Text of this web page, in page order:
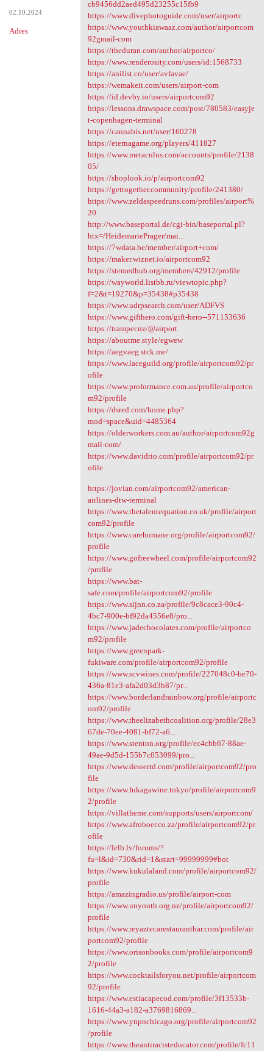
02.10.2024
Adres
cb9456dd2aed495d23255c15fb9
https://www.divephotoguide.com/user/airportc
https://www.youthkiawaaz.com/author/airportcom
92gmail-com
https://theduran.com/author/airportco/
https://www.renderosity.com/users/id:1568733
https://anilist.co/user/avfavae/
https://wemakeit.com/users/airport-com
https://id.devby.io/users/airportcom92
https://lessons.drawspace.com/post/780583/easyje
t-copenhagen-terminal
https://cannabis.net/user/160278
https://eternagame.org/players/411827
https://www.metaculus.com/accounts/profile/2138
05/
https://shoplook.io/p/airportcom92
https://gettogether.community/profile/241380/
https://www.zeldaspeedruns.com/profiles/airport%
20
http://www.baseportal.de/cgi-bin/baseportal.pl?
htx=/HeidemariePrager/mai...
https://7wdata.be/member/airport+com/
https://maker.wiznet.io/airportcom92
https://stemedhub.org/members/42912/profile
https://wayworld.listbb.ru/viewtopic.php?
f=2&t=19270&p=35438#p35438
https://www.udrpsearch.com/user/ADFVS
https://www.gifthero.com/gift-hero--571153636
https://tramper.nz/@airport
https://aboutme.style/egwew
https://aegvaeg.stck.me/
https://www.laceguild.org/profile/airportcom92/pr
ofile
https://www.proformance.com.au/profile/airportco
m92/profile
https://dsred.com/home.php?
mod=space&uid=4485364
https://olderworkers.com.au/author/airportcom92g
mail-com/
https://www.davidrio.com/profile/airportcom92/pr
ofile
https://jovian.com/airportcom92/american-
airlines-dtw-terminal
https://www.thetalentequation.co.uk/profile/airport
com92/profile
https://www.carehumane.org/profile/airportcom92/
profile
https://www.gofreewheel.com/profile/airportcom92
/profile
https://www.bat-
safe.com/profile/airportcom92/profile
https://www.sijnn.co.za/profile/9c8cace3-90c4-
4bc7-900e-bf92da4556e8/pro...
https://www.jadechocolates.com/profile/airportco
m92/profile
https://www.greenpark-
fukiware.com/profile/airportcom92/profile
https://www.scvwines.com/profile/227048c0-be70-
436a-81e3-afa2d03d3b87/pr...
https://www.borderlandrainbow.org/profile/airportc
om92/profile
https://www.theelizabethcoalition.org/profile/28e3
67de-70ee-4081-bf72-a6...
https://www.stenton.org/profile/ec4cbb67-88ae-
49ae-9d5d-155b7c053099/pro...
https://www.dessertd.com/profile/airportcom92/pro
file
https://www.fukagawine.tokyo/profile/airportcom9
2/profile
https://villatheme.com/supports/users/airportcom/
https://www.afroboer.co.za/profile/airportcom92/pr
ofile
https://lelb.lv/forums/?
fu=l&id=730&rid=1&start=99999999#bot
https://www.kukulaland.com/profile/airportcom92/
profile
https://amazingradio.us/profile/airport-com
https://www.unyouth.org.nz/profile/airportcom92/
profile
https://www.reyaztecarestaurantbar.com/profile/air
portcom92/profile
https://www.orisonbooks.com/profile/airportcom9
2/profile
https://www.cocktailsforyou.net/profile/airportcom
92/profile
https://www.estiacapecod.com/profile/3f13533b-
1616-44a3-a182-a3769816869...
https://www.ynpnchicago.org/profile/airportcom92
/profile
https://www.theantiracisteducator.com/profile/fc11